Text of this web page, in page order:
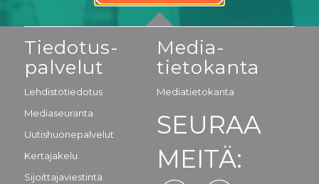
Tiedotus-
palvelut
Lehdistötiedotus
Mediaseuranta
Uutishuonepalvelut
Kertajakelu
Sijoittajaviestintä
Media-
tietokanta
Mediatietokanta
SEURAA
MEITÄ: